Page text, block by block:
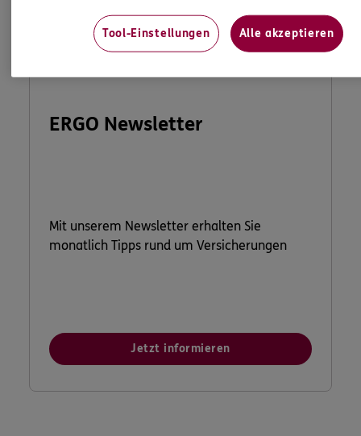
ERGO Newsletter
Mit unserem Newsletter erhalten Sie
monatlich Tipps rund um Versicherungen
Jetzt informieren
Tool-Einstellungen Alle akzeptieren